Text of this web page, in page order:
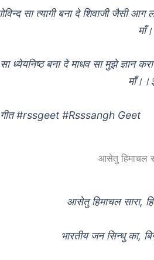
सा त्यागी बना दे शिवाजी जैसी
ध्येयनिष्ठ बना दे माधव सा मुझे ज्ञान
#rssgeet #Rsssangh Geet
आसेतु हिमाचल
आसेतु हिमाचल सारा,
भारतीय जन सिन्धु का,